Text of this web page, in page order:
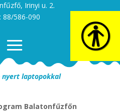
Irinyi u. 2.
88/586-090
nyert laptopokkal
Balatonfűzfőn